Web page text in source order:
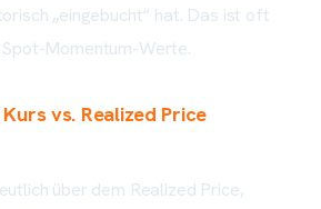
„eingebucht“ hat. Das ist oft
Momentum-Werte.
vs. Realized Price
über dem Realized Price,